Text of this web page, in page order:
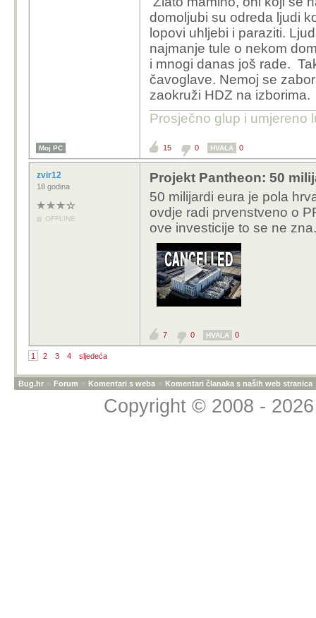
domoljubi su odreda ljudi
lopovi uhljebi i paraziti.
najmanje tule o nekom
i mnogi danas još rade.
čavoglave. Nemoj se
zaokruži HDZ na izborima.
Prosječno glup i umjereno
Moj PC 15 0 HVALA 0
zvir12
18 godina
OFFLINE
Projekt Pantheon: 50
50 milijardi eura je pola
ovdje radi prvenstveno o
ove investicije to se ne
7 0 HVALA 0
1 2 3 4 sljedeća
Bug.hr » Forum » Komentari s weba » Komentari članaka s naših web stranica
Copyright © 2008 -